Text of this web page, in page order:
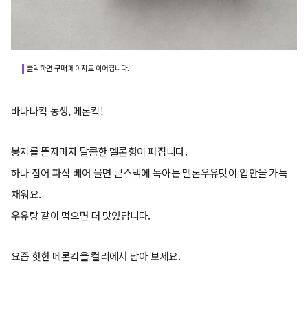
클릭하면 구매 페이지로 이어집니다.
바나나킥 동생, 메론킥!
봉지를 뜯자마자 달콤한 멜론향이 퍼집니다.
하나 집어 파삭 베어 물면 콘스낵에 녹아든 멜론우유맛이 입안을 가득
채워요.
우유랑 같이 먹으면 더 맛있답니다.
요즘 핫한 메론킥을 컬리에서 담아 보세요.